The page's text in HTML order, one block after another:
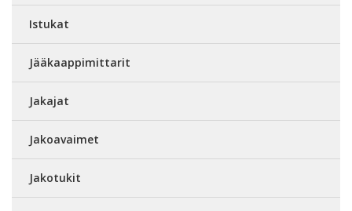
Istukat
Jääkaappimittarit
Jakajat
Jakoavaimet
Jakotukit